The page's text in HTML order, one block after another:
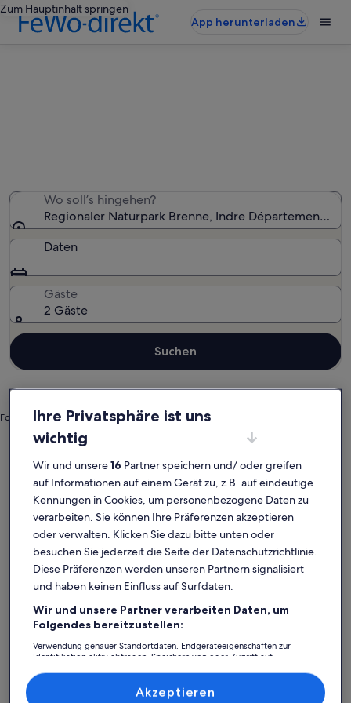
Zum Hauptinhalt springen
App herunterladen
Foto von Yulia K
Wo soll’s hingehen?
Regionaler Naturpark Brenne, Indre Département,
Daten
Gäste
2 Gäste
Suchen
Indre Département Hotels in Regionaler Naturpark Brenne
Regionaler Naturpark Brenne:
Entdecke Hotels
Weitere Infos zu Terres de France - Appart'Hôtel La Roche
Ihre Privatsphäre ist uns
wichtig
Wir und unsere16 Partner speichern und/ oder greifen
auf Informationen auf einem Gerät zu, z.B. auf eindeutige
Kennungen in Cookies, um personenbezogene Daten zu
verarbeiten. Sie können Ihre Präferenzen akzeptieren
oder verwalten. Klicken Sie dazu bitte unten oder
besuchen Sie jederzeit die Seite der Datenschutzrichtlinie.
Diese Präferenzen werden unseren Partnern signalisiert
und haben keinen Einfluss auf Surfdaten.
Wir und unsere Partner verarbeiten Daten, um
Folgendes bereitzustellen:
Verwendung genauer Standortdaten. Endgeräteeigenschaften zur
Identifikation aktiv abfragen. Speichern von oder Zugriff auf
Inhalte, Messung von Werbeleistung und der Performance von Inhalten,
Zielgruppenforschung sowie Entwicklung und Verbesserung von
Akzeptieren